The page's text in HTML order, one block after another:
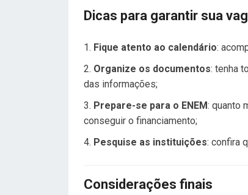
Dicas para garantir sua
Fique atento ao calendário:
Organize os documentos: tenha
das informações;
Prepare-se para o ENEM: quanto
conseguir o financiamento;
Pesquise as instituições: confira
Considerações finais